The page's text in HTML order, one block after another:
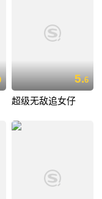
5.6
超级无敌追女仔